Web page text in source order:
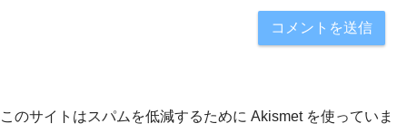
このサイトはスパムを低減するために Akismet を使っていま